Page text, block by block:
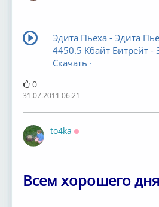
Эдита Пьеха - Эдита
4450.5 Кбайт Битрейт -
Скачать ·
0
31.07.2011 06:21
to4ka
Всем хорошего